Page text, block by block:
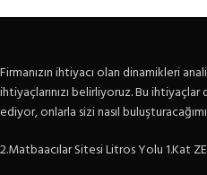
Firmanızın ihtiyacı olan dinamikleri
ihtiyaçlarınızı belirliyoruz. Bu
ediyor, onlarla sizi nasıl
2.Matbaacılar Sitesi Litros Yolu 1.Kat